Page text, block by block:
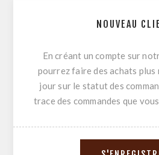
NOUVEAU
En créant un compte sur
pourrez faire des achats plus
jour sur le statut des
trace des commandes que